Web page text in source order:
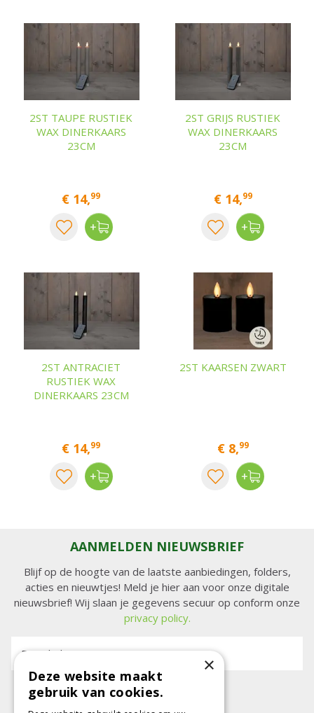
2ST TAUPE RUSTIEK
WAX DINERKAARS
23CM
€ 14,99
2ST GRIJS RUSTIEK
WAX DINERKAARS
23CM
€ 14,99
2ST ANTRACIET
RUSTIEK WAX
DINERKAARS 23CM
€ 14,99
2ST KAARSEN ZWART
€ 8,99
AANMELDEN NIEUWSBRIEF
Blijf op de hoogte van de laatste aanbiedingen, folders,
acties en nieuwtjes! Meld je hier aan voor onze digitale
nieuwsbrief! Wij slaan je gegevens secuur op conform onze
privacy policy.
E-mailadres: ×
Deze website maakt
gebruik van cookies.